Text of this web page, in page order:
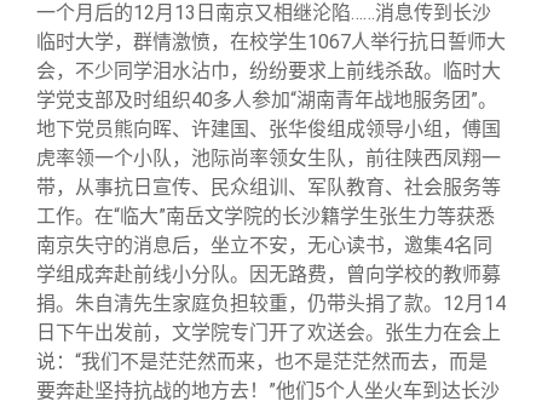
一个月后的12月13日南京又相继沦陷……消息传到长沙
临时大学，群情激愤，在校学生1067人举行抗日誓师大
会，不少同学泪水沾巾，纷纷要求上前线杀敌。临时大
学党支部及时组织40多人参加“湖南青年战地服务团”。
地下党员熊向晖、许建国、张华俊组成领导小组，傅国
虎率领一个小队，池际尚率领女生队，前往陕西凤翔一
带，从事抗日宣传、民众组训、军队教育、社会服务等
工作。在“临大”南岳文学院的长沙籍学生张生力等获悉
南京失守的消息后，坐立不安，无心读书，邀集4名同
学组成奔赴前线小分队。因无路费，曾向学校的教师募
捐。朱自清先生家庭负担较重，仍带头捐了款。12月14
日下午出发前，文学院专门开了欢送会。张生力在会上
说：“我们不是茫茫然而来，也不是茫茫然而去，而是
要奔赴坚持抗战的地方去！”他们5个人坐火车到达长沙